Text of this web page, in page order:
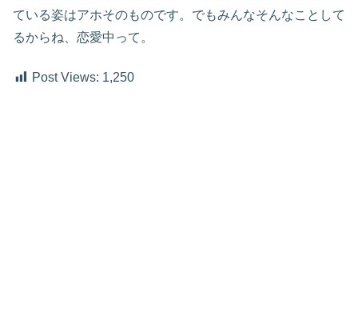
ている姿はアホそのものです。でもみんなそんなことして
るからね、恋愛中って。
Post Views: 1,250